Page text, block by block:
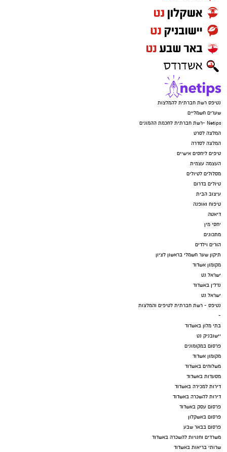
נטיפס רשת חברתית להמלצות
שערים חשמליים
Netips -רשת חברתית לחכמת ההמונים
המלצה לסרט
המלצה לסדרה
טיפים ליחסים אישיים
העצמה עצמית
מסלולים לטיולים
טיולים בדרום
עיצוב הבית
טיפוח ואופנה
דיאטה
יחסי מין
מתכונים
הורים וילדים
תיקון שער חשמלי בראשון לציון
מקומון אשדוד
ישראל נט
נדל"ן באשדוד
ישראל נט
נטיפס - רשת חברתית לטיפים והמלצות
-
בתי מלון באשדוד
יישובניק נט
פרסום במקומונים
מקומון אשדוד
משלוחים באשדוד
מסעדות באשדוד
דירות למכירה באשדוד
דירות להשכרה באשדוד
פרסום עסק באשדוד
פרסום באשקלון
פרסום בבאר שבע
משרדים וחנויות להשכרה באשדוד
שרותי בריאות באשדוד